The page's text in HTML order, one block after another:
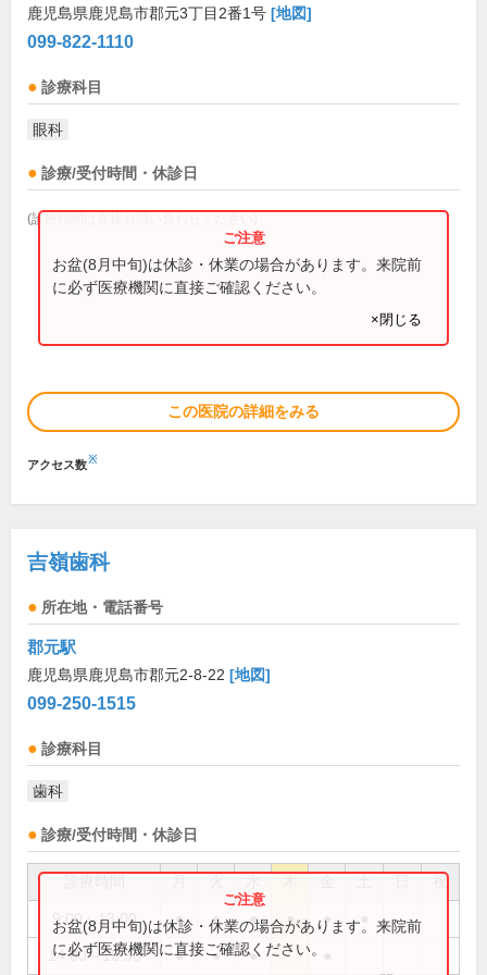
鹿児島県鹿児島市郡元3丁目2番1号 [地図]
099-822-1110
診療科目
眼科
診療/受付時間・休診日
(診療時間は直接お問い合わせください)
お盆(8月中旬)は休診・休業の場合があります。来院前
に必ず医療機関に直接ご確認ください。
×閉じる
この医院の詳細をみる
アクセス数※
吉嶺歯科
所在地・電話番号
郡元駅
鹿児島県鹿児島市郡元2-8-22 [地図]
099-250-1515
診療科目
歯科
診療/受付時間・休診日
祝
9:00～13:00 ● ● ● ● ●
14:00～18:30 ● ● ●
お盆(8月中旬)は休診・休業の場合があります。来院前
に必ず医療機関に直接ご確認ください。